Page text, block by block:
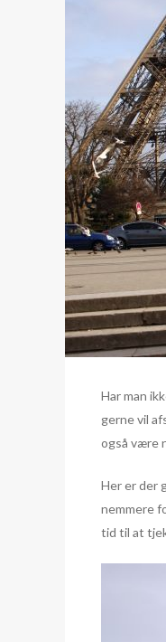
Har man
gerne vil
også være
Her er der
nemmere
tid til at